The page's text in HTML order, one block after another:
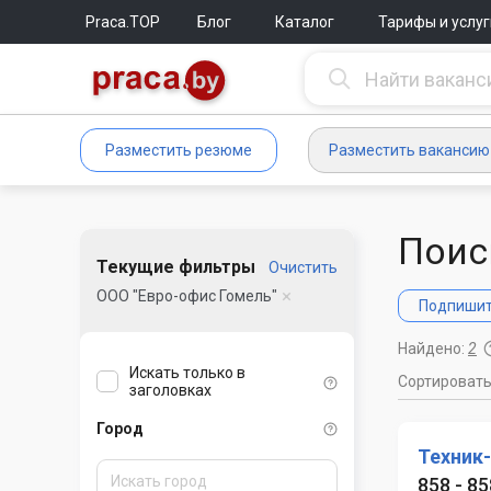
Praca.TOP Блог Каталог Тарифы и
Разместить резюме Разместить вакансию
Текущие фильтры
Очистить
ООО "Евро-офис Гомель"
Искать только в
заголовках
Город
Найдено: 2
Сортировать
858 -